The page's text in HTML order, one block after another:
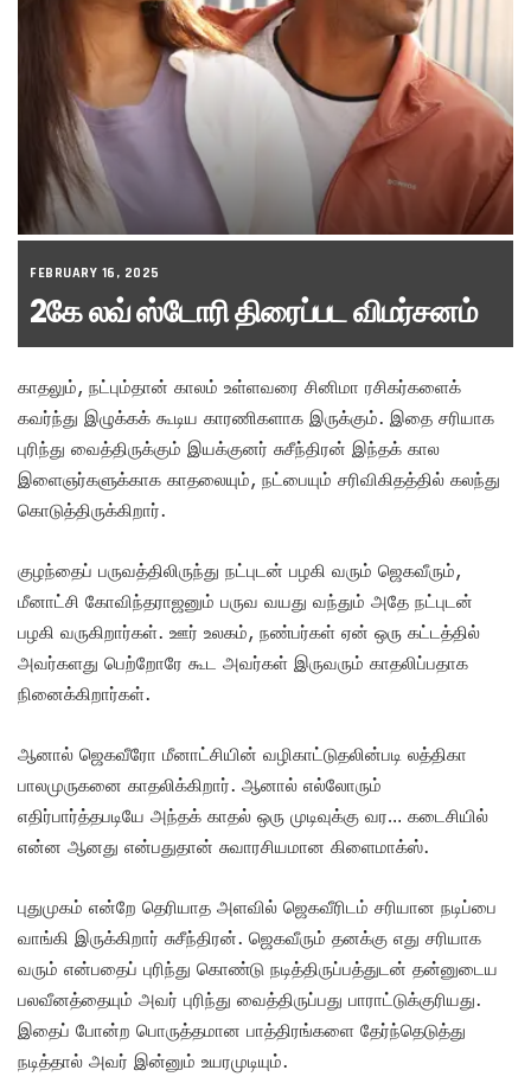
FEBRUARY 16, 2025
2கே லவ் ஸ்டோரி திரைப்பட விமர்சனம்
காதலும், நட்பும்தான் காலம் உள்ளவரை சினிமா ரசிகர்களைக்
கவர்ந்து இழுக்கக் கூடிய காரணிகளாக இருக்கும். இதை சரியாக
புரிந்து வைத்திருக்கும் இயக்குனர் சுசீந்திரன் இந்தக் கால
இளைஞர்களுக்காக காதலையும், நட்பையும் சரிவிகிதத்தில் கலந்து
கொடுத்திருக்கிறார்.
குழந்தைப் பருவத்திலிருந்து நட்புடன் பழகி வரும் ஜெகவீரும்,
மீனாட்சி கோவிந்தராஜனும் பருவ வயது வந்தும் அதே நட்புடன்
பழகி வருகிறார்கள். ஊர் உலகம், நண்பர்கள் ஏன் ஒரு கட்டத்தில்
அவர்களது பெற்றோரே கூட அவர்கள் இருவரும் காதலிப்பதாக
நினைக்கிறார்கள்.
ஆனால் ஜெகவீரோ மீனாட்சியின் வழிகாட்டுதலின்படி லத்திகா
பாலமுருகனை காதலிக்கிறார். ஆனால் எல்லோரும்
எதிர்பார்த்தபடியே அந்தக் காதல் ஒரு முடிவுக்கு வர… கடைசியில்
என்ன ஆனது என்பதுதான் சுவாரசியமான கிளைமாக்ஸ்.
புதுமுகம் என்றே தெரியாத அளவில் ஜெகவீரிடம் சரியான நடிப்பை
வாங்கி இருக்கிறார் சுசீந்திரன். ஜெகவீரும் தனக்கு எது சரியாக
வரும் என்பதைப் புரிந்து கொண்டு நடித்திருப்பத்துடன் தன்னுடைய
பலவீனத்தையும் அவர் புரிந்து வைத்திருப்பது பாராட்டுக்குரியது.
இதைப் போன்ற பொருத்தமான பாத்திரங்களை தேர்ந்தெடுத்து
நடித்தால் அவர் இன்னும் உயரமுடியும்.